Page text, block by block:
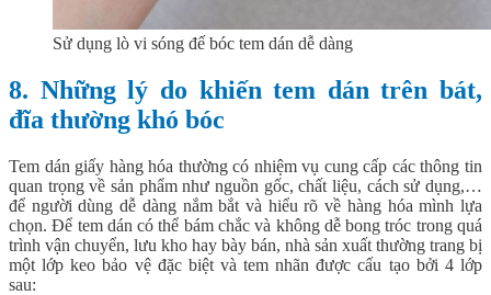
Sử dụng lò vi sóng đế bóc tem dán dễ dàng
8. Những lý do khiến tem dán trên bát,
đĩa thường khó bóc
Tem dán giấy hàng hóa thường có nhiệm vụ cung cấp các thông tin
quan trọng về sản phẩm như nguồn gốc, chất liệu, cách sử dụng,…
để người dùng dễ dàng nắm bắt và hiểu rõ về hàng hóa mình lựa
chọn. Để tem dán có thể bám chắc và không dễ bong tróc trong quá
trình vận chuyển, lưu kho hay bày bán, nhà sản xuất thường trang bị
một lớp keo bảo vệ đặc biệt và tem nhãn được cấu tạo bởi 4 lớp
sau: